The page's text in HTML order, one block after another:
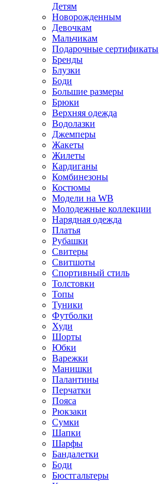
Детям
Новорожденным
Девочкам
Мальчикам
Подарочные сертификаты
Бренды
Блузки
Боди
Большие размеры
Брюки
Верхняя одежда
Водолазки
Джемперы
Жакеты
Жилеты
Кардиганы
Комбинезоны
Костюмы
Модели на WB
Молодежные коллекции
Нарядная одежда
Платья
Рубашки
Свитеры
Свитшоты
Спортивный стиль
Толстовки
Топы
Туники
Футболки
Худи
Шорты
Юбки
Варежки
Манишки
Палантины
Перчатки
Пояса
Рюкзаки
Сумки
Шапки
Шарфы
Бандалетки
Боди
Бюстгальтеры